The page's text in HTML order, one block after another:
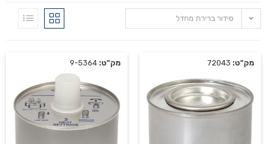
סידור ברירת מחדל
מק"ט: מק"ט: